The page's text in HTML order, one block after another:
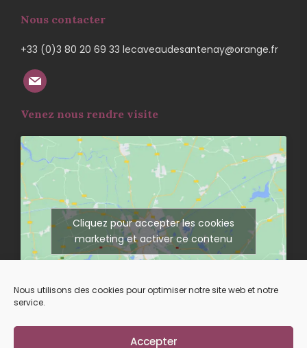
Nous utilisons des cookies pour optimiser notre site web et notre
service.
Accepter
Nous contacter
+33 (0)3 80 20 69 33 lecaveaudesantenay@orange.fr
Venez nous rendre visite
Cliquez pour accepter les cookies
marketing et activer ce contenu